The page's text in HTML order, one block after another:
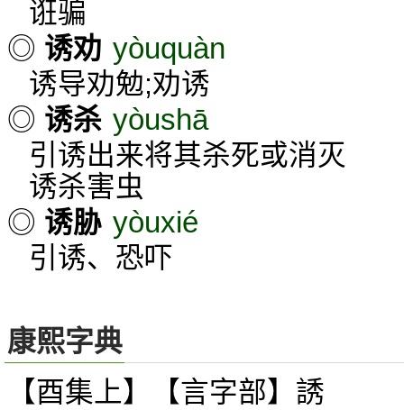
诳骗
◎ 诱劝 yòuquàn
诱导劝勉;劝诱
◎ 诱杀 yòushā
引诱出来将其杀死或消灭
诱杀害虫
◎ 诱胁 yòuxié
引诱、恐吓
康熙字典
【酉集上】【言字部】誘